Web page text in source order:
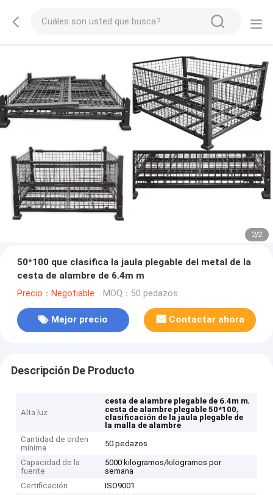
2/2
50*100 que clasifica la jaula plegable del metal de la
cesta de alambre de 6.4m m
Precio：Negotiable MOQ：50 pedazos
Mejor precio Contactar ahora
Descripción De Producto
Alta luz
cesta de alambre plegable de 6.4m m,
cesta de alambre plegable 50*100,
clasificación de la jaula plegable de
la malla de alambre
Cantidad de orden
mínima
50 pedazos
Capacidad de la
fuente
5000 kilogramos/kilogramos por
semana
Certificación
ISO9001